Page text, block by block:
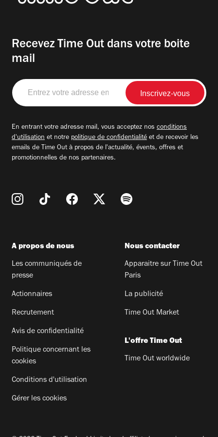
Recevez Time Out dans votre boite
mail
Entrez
votre
adresse
En entrant votre adresse mail, vous acceptez nos conditions
d'utilisation et notre politique de confidentialité et de recevoir les
emails de Time Out à propos de l'actualité, évents, offres et
promotionnelles de nos partenaires.
A propos de nous
Les communiqués de
presse
Actionnaires
Recrutement
Avis de confidentialité
Politique concernant les
cookies
Conditions d'utilisation
Gérer les cookies
Nous contacter
Apparaitre sur Time Out
Paris
La publicité
Time Out Market
L'offre Time Out
Time Out worldwide